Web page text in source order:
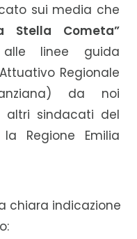
sui media che
Stella Cometa”
alle linee guida
Regionale
da noi
altri sindacati del
Regione Emilia
chiara indicazione